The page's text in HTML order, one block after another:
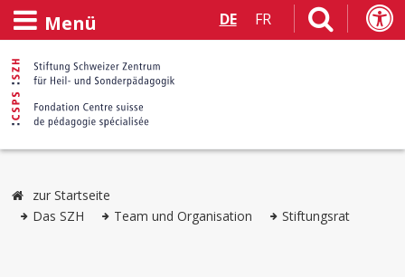
Menü DE FR
zur Startseite
Das SZH
Team und Organisation Stiftungsrat